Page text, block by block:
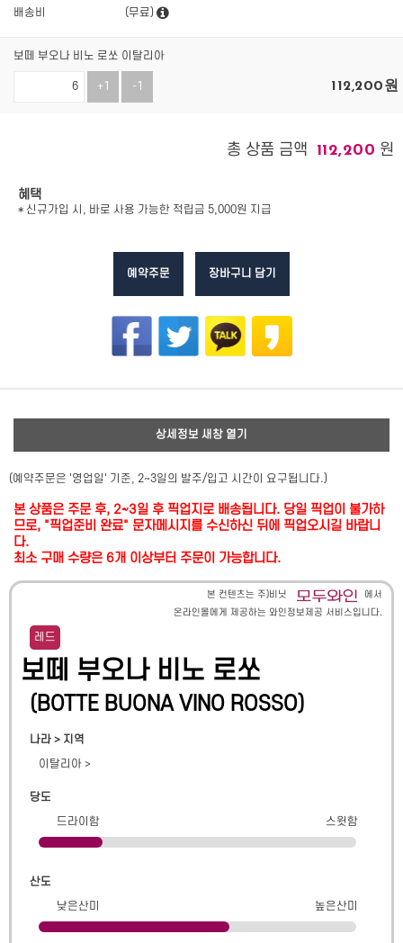
배송비
(무료)
보떼 부오나 비노 로쏘 이탈리아
+1 -1 112,200원
총 상품 금액 112,200 원
혜택
* 신규가입 시, 바로 사용 가능한 적립금 5,000원 지급
예약주문 장바구니 담기
상세정보 새창 열기
(예약주문은 '영업일' 기준, 2~3일의 발주/입고 시간이 요구됩니다.)
본 상품은 주문 후, 2~3일 후 픽업지로 배송됩니다. 당일 픽업이 불가하
므로, "픽업준비 완료" 문자메시지를 수신하신 뒤에 픽업오시길 바랍니
다.
최소 구매 수량은 6개 이상부터 주문이 가능합니다.
본 컨텐츠는 주)비닛
에서
온라인몰에게 제공하는 와인정보제공 서비스입니다.
레드
보떼 부오나 비노 로쏘
(BOTTE BUONA VINO ROSSO)
나라 > 지역
이탈리아 >
당도
드라이함
스윗함
산도
낮은산미
높은산미